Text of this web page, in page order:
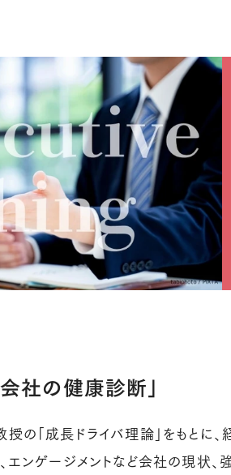
社の健康診断」
の「成長ドライバ理論」をもとに、
エンゲージメントなど会社の現状、